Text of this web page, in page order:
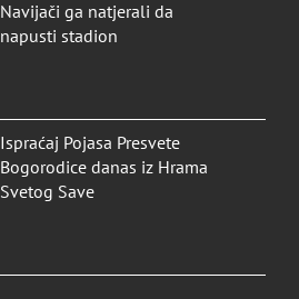
Navijači ga natjerali da
napusti stadion
Ispraćaj Pojasa Presvete
Bogorodice danas iz Hrama
Svetog Save